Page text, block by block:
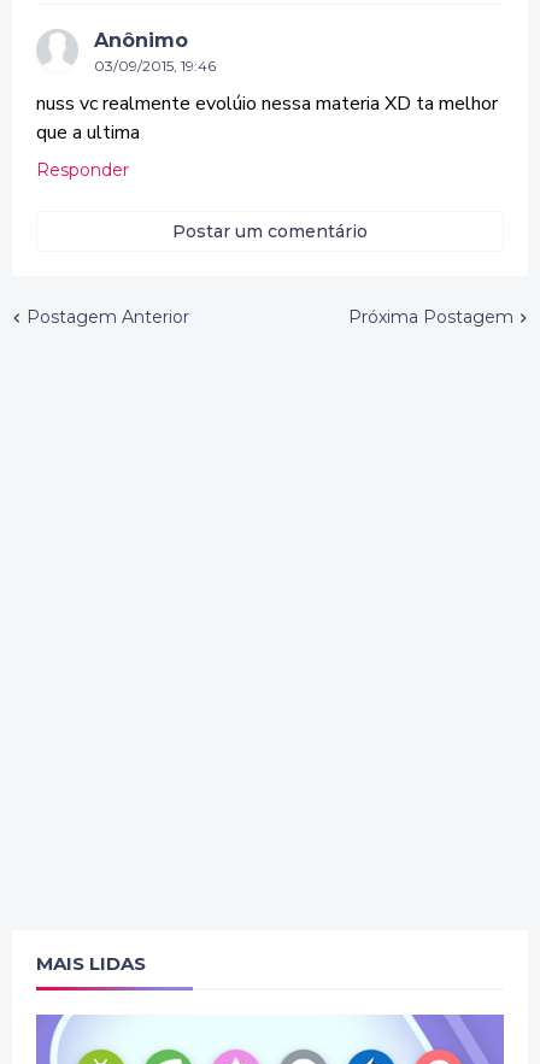
Anônimo
03/09/2015, 19:46
nuss vc realmente evolúio nessa materia XD ta melhor
que a ultima
Responder
Postar um comentário
Postagem Anterior Próxima Postagem
MAIS LIDAS